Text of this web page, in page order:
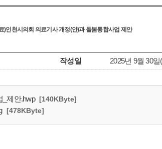
)인천시의회 의료기사 개정(안)과 돌봄통합사업 제안
작성일
2025년 9월 30일
_제안.hwp [140KByte]
[478KByte]